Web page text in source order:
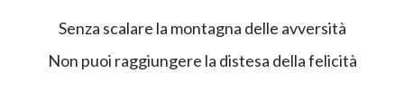
Senza scalare la montagna delle avversità
Non puoi raggiungere la distesa della felicità